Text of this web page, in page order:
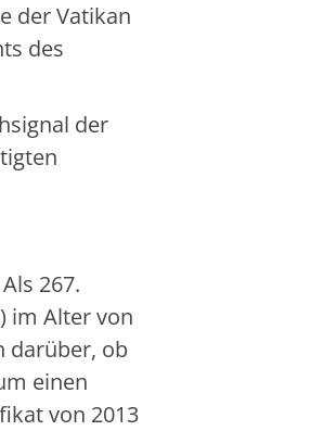
der Vatikan
des
der
267.
im Alter von
darüber, ob
einen
von 2013